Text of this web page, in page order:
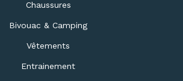
Chaussures
Bivouac & Camping
Vêtements
Entrainement